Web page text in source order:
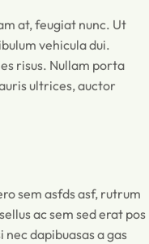
at, feugiat nunc. Ut
vehicula dui.
risus. Nullam porta
ultrices, auctor
sem asfds asf, rutrum
ac sem sed erat pos
dapibuasas a gas